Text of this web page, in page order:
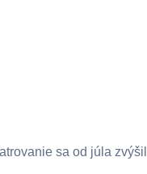
sa od júla zvýšil